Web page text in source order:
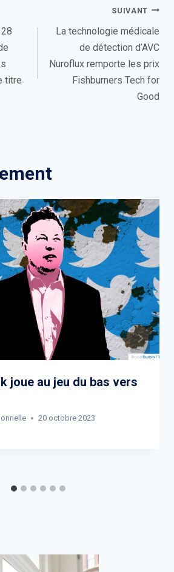
titre
SUIVANT
La technologie médicale
de détection d’AVC
Nuroflux remporte les prix
Fishburners Tech for
Good
joue au jeu du bas vers
20 octobre 2023